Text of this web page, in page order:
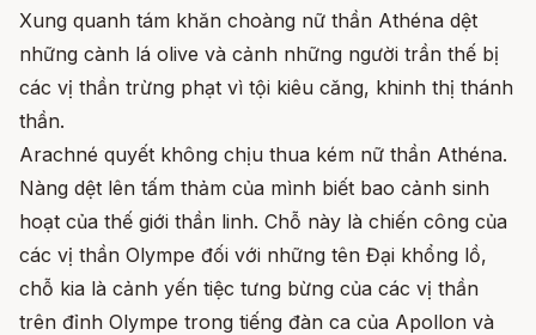
Xung quanh tám khăn choàng nữ thần Athéna dệt
những cành lá olive và cảnh những người trần thế bị
các vị thần trừng phạt vì tội kiêu căng, khinh thị thánh
thần.
Arachné quyết không chịu thua kém nữ thần Athéna.
Nàng dệt lên tấm thảm của mình biết bao cảnh sinh
hoạt của thế giới thần linh. Chỗ này là chiến công của
các vị thần Olympe đối với những tên Đại khổng lồ,
chỗ kia là cảnh yến tiệc tưng bừng của các vị thần
trên đỉnh Olympe trong tiếng đàn ca của Apollon và